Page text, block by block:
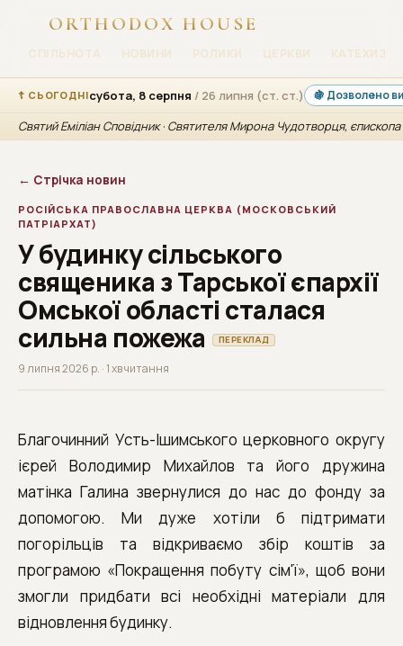
ORTHODOX HOUSE
СПІЛЬНОТА НОВИНИ РОЛИКИ ЦЕРКВИ
☦ СЬОГОДНІсубота, 8 серпня / 26 липня (ст. ст.) 🍇 Дозволено
Святий Еміліан Сповідник · Святителя Мирона Чудотворця,
← Стрічка новин
РОСІЙСЬКА ПРАВОСЛАВНА ЦЕРКВА (МОСКОВСЬКИЙ
ПАТРІАРХАТ)
У будинку сільського
священика з Тарської єпархії
Омської області сталася
сильна пожежа
ПЕРЕКЛАД
9 липня 2026 р. · 1 хв читання
Благочинний Усть-Ішимського церковного округу
ієрей Володимир Михайлов та його дружина
матінка Галина звернулися до нас до фонду за
допомогою. Ми дуже хотіли б підтримати
погорільців та відкриваємо збір коштів за
програмою «Покращення побуту сім'ї», щоб вони
змогли придбати всі необхідні матеріали для
відновлення будинку.